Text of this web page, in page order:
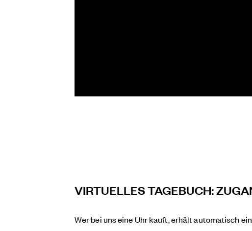
VIRTUELLES TAGEBUCH:
Wer bei uns eine Uhr kauft, erhält automatisch